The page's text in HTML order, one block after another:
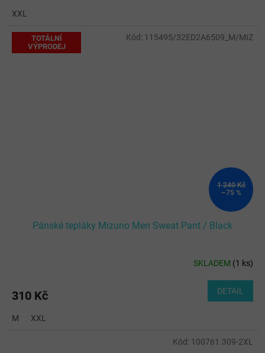
XXL
TOTÁLNÍ
VÝPRODEJ
1 240 Kč
–75 %
Pánské tepláky Mizuno Men Sweat Pant / Black
SKLADEM (1 ks)
310 Kč DETAIL
M XXL
Kód: 115495/32ED2A6509_M/MIZ
Kód: 100761.309-2XL